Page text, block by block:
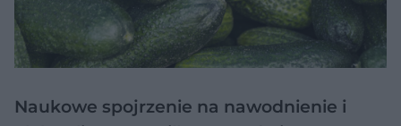
Naukowe spojrzenie na nawodnienie i